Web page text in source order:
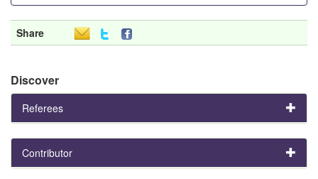
Share
Discover
Referees
Contributor